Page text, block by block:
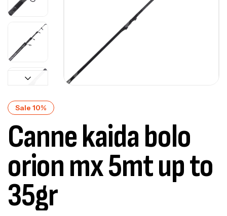
Sale 10%
Canne kaida bolo
orion mx 5mt up to
35gr